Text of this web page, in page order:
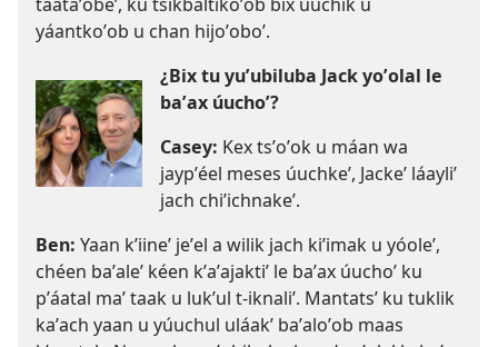
yáantkoʼob u chan hijoʼoboʼ.
¿Bix tu yuʼubiluba Jack yoʼolal le
baʼax úuchoʼ?
Casey: Kex tsʼoʼok u máan wa
jaypʼéel meses úuchkeʼ, Jackeʼ láayliʼ
jach chiʼichnakeʼ.
Ben: Yaan kʼiineʼ jeʼel a wilik jach kiʼimak u yóoleʼ,
chéen baʼaleʼ kéen kʼaʼajaktiʼ le baʼax úuchoʼ ku
pʼáatal maʼ taak u lukʼul t-iknaliʼ. Mantatsʼ ku tuklik
kaʼach yaan u yúuchul uláakʼ baʼaloʼob maas